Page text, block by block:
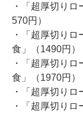
・「超厚切り
570円）
・「超厚切り
食」（1490円）
・「超厚切り
食」（1970円）
・「超厚切りロ
・「超厚切り